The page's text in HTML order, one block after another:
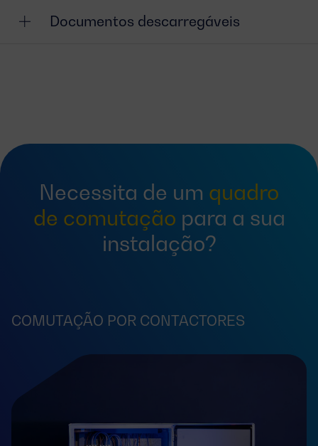
Documentos descarregáveis
Necessita de um quadro
de comutação para a sua
instalação?
COMUTAÇÃO POR CONTACTORES